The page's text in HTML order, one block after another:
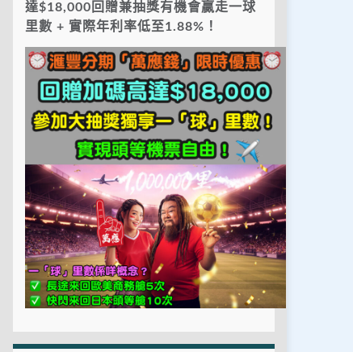
達$18,000回贈兼抽獎有機會贏走一球
里數 + 實際年利率低至1.88%！